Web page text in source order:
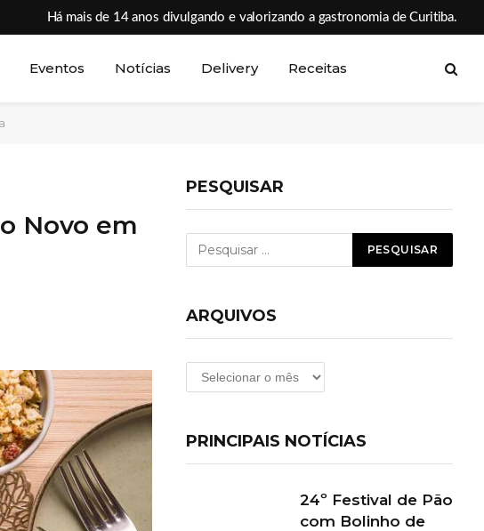
Há mais de 14 anos divulgando e valorizando a gastronomia de Curitiba.
Eventos Notícias Delivery Receitas
Novo em
PESQUISAR
ARQUIVOS
Arquivos
PRINCIPAIS NOTÍCIAS
24º Festival de Pão
com Bolinho de